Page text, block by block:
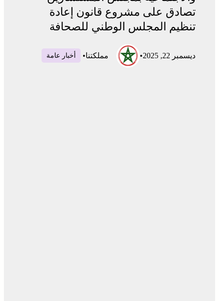
تصادق على مشروع قانون إعادة
تنظيم المجلس الوطني للصحافة
ديسمبر 22, 2025 • مملكتنا• أخبار عامة